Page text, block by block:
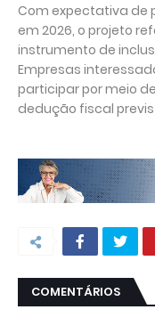
Com expectativa de
em 2026, o projeto
instrumento de
Empresas
participar por meio
dedução fiscal
COMENTÁRIOS